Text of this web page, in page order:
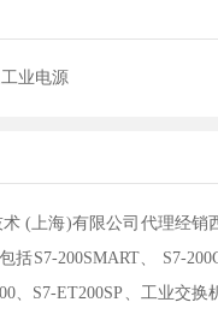
业电源
海)有限公司代理经销西
括S7-200SMART、 S7-
、S7-ET200SP、工业交